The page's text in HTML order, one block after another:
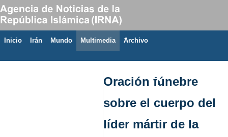
Inicio Irán Mundo Multimedia َArchivo
Oración fúnebre
sobre el cuerpo del
líder mártir de la